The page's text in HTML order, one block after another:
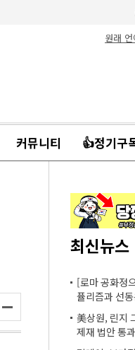
원래
커뮤니티 👍정기구
최신뉴스
[로마 공화정
퓰리즘과 선
는가
美상원, 린지
제재 법안 통과